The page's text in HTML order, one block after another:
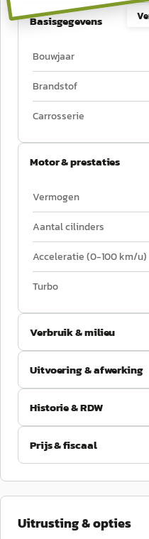
Basisgegevens
Bouwjaar
Brandstof
Carrosserie
Motor & prestaties
Vermogen
Aantal cilinders
Acceleratie (0-100 km/u)
Turbo
Verbruik & milieu
Uitvoering & afwerking
Historie & RDW
Prijs & fiscaal
Uitrusting & opties